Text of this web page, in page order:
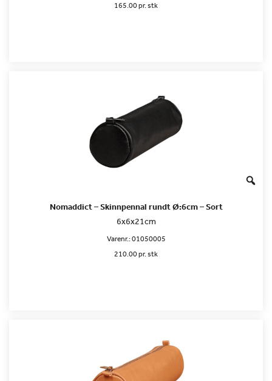
165.00 pr. stk
Nomaddict – Skinnpennal rundt Ø:6cm – Sort
6x6x21cm
Varenr.:01050005
210.00 pr. stk